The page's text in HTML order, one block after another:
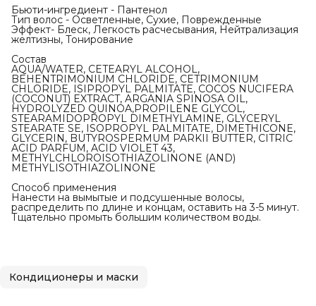
Бьюти-ингредиент - Пантенол
Тип волос - Осветленные, Сухие, Поврежденные
Эффект- Блеск, Легкость расчесывания, Нейтрализация
желтизны, Тонирование
Состав
AQUA/WATER, CETEARYL ALCOHOL,
BEHENTRIMONIUM CHLORIDE, CETRIMONIUM
CHLORIDE, ISIPROPYL PALMITATE, COCOS NUCIFERA
(COCONUT) EXTRACT, ARGANIA SPINOSA OIL,
HYDROLYZED QUINOA,PROPILENE GLYCOL,
STEARAMIDOPROPYL DIMETHYLAMINE, GLYCERYL
STEARATE SE, ISOPROPYL PALMITATE, DIMETHICONE,
GLYCERIN, BUTYROSPERMUM PARKII BUTTER, CITRIC
ACID PARFUM, ACID VIOLET 43,
METHYLCHLOROISOTHIAZOLINONE (AND)
METHYLISOTHIAZOLINONE
Способ применения
Нанести на вымытые и подсушенные волосы,
распределить по длине и концам, оставить на 3-5 минут.
Тщательно промыть большим количеством воды.
Кондиционеры и маски